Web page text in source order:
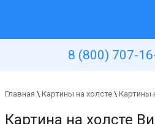
8 (800) 707-
Главная \ Картины на холсте \ Картины
Картина на холсте